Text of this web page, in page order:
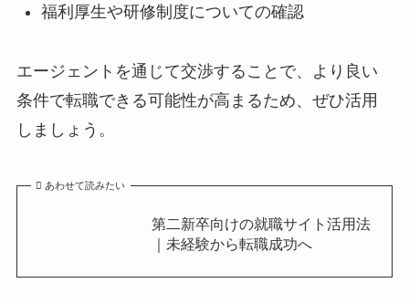
福利厚生や研修制度についての確認
エージェントを通じて交渉することで、より良い
条件で転職できる可能性が高まるため、ぜひ活用
しましょう。
あわせて読みたい
第二新卒向けの就職サイト活用法
｜未経験から転職成功へ